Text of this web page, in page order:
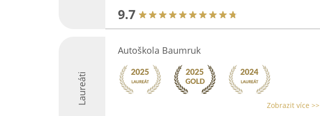
9.7
Laureáti
Autoškola Baumruk
Zobrazit více >>